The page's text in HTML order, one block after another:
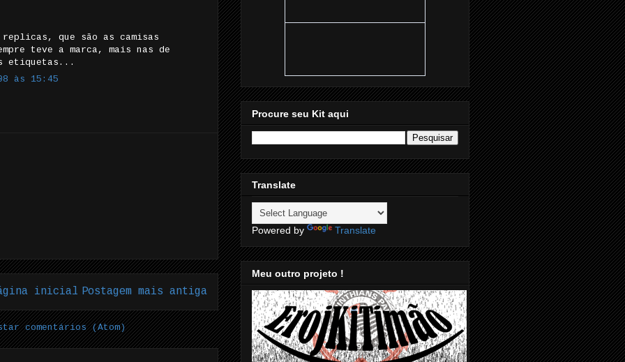
que são as camisas
teve a marca, mais nas de
etiquetas...
às 15:45
Postagem mais antiga
inicial
comentários (Atom)
Procure seu Kit aqui
Translate
Powered by Translate
Meu outro projeto !